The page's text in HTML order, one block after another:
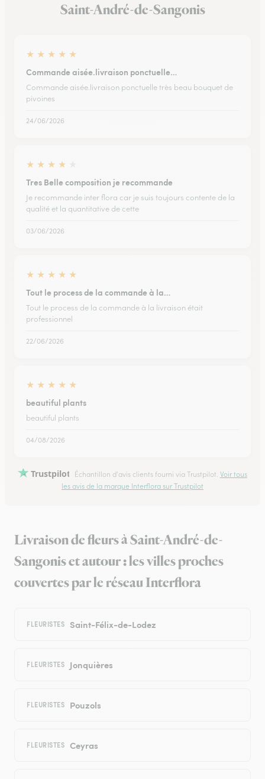
Saint-André-de-Sangonis
★ ★ ★ ★ ★
Commande aisée.livraison ponctuelle…
Commande aisée.livraison ponctuelle très beau bouquet de
pivoines
24/06/2026
★ ★ ★ ★
Tres Belle composition je recommande
Je recommande inter flora car je suis toujours contente de la
qualité et la quantitative de cette
03/06/2026
★ ★ ★ ★ ★
Tout le process de la commande à la…
Tout le process de la commande à la livraison était
professionnel
22/06/2026
★ ★ ★ ★ ★
beautiful plants
beautiful plants
04/08/2026
Trustpilot Échantillon d'avis clients fourni via Trustpilot. Voir tous
les avis de la marque Interflora sur Trustpilot
Livraison de fleurs à Saint-André-de-
Sangonis et autour : les villes proches
couvertes par le réseau Interflora
FLEURISTES Saint-Félix-de-Lodez
FLEURISTES Jonquières
FLEURISTES Pouzols
FLEURISTES Ceyras